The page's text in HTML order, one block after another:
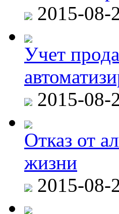
2015-08-
Учет
2015-08-
Отказ от
жизни
2015-08-